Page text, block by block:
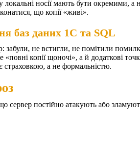
носії мають бути окремими, а
що копії «живі».
баз даних 1С та SQL
не встигли, не помітили
копії щоночі», а й додаткові
страховкою, а не формальністю.
сервер постійно атакують або